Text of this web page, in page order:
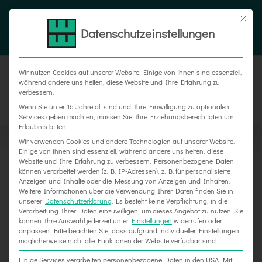
Zum
FacebookInstagram
Xing
Datenschutzeinstellungen
Wir nutzen Cookies auf unserer Website. Einige von ihnen sind essenziell,
während andere uns helfen, diese Website und Ihre Erfahrung zu
verbessern.
Wenn Sie unter 16 Jahre alt sind und Ihre Einwilligung zu optionalen
Services geben möchten, müssen Sie Ihre Erziehungsberechtigten um
Erlaubnis bitten.
Wir verwenden Cookies und andere Technologien auf unserer Website.
Einige von ihnen sind essenziell, während andere uns helfen, diese
Website und Ihre Erfahrung zu verbessern. Personenbezogene Daten
können verarbeitet werden (z. B. IP-Adressen), z. B. für personalisierte
Anzeigen und Inhalte oder die Messung von Anzeigen und Inhalten.
Weitere Informationen über die Verwendung Ihrer Daten finden Sie in
unserer Datenschutzerklärung Es besteht keine Verpflichtung, in die
Verarbeitung Ihrer Daten einzuwilligen, um dieses Angebot zu nutzen. Sie
können Ihre Auswahl jederzeit unter Einstellungen widerrufen oder
anpassen. Bitte beachten Sie, dass aufgrund individueller Einstellungen
möglicherweise nicht alle Funktionen der Website verfügbar sind.
Einige Services verarbeiten personenbezogene Daten in den USA. Mit